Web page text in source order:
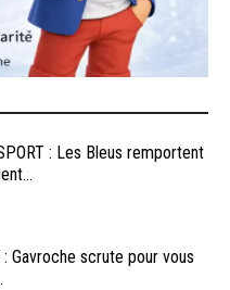
: Les Bleus remportent
: Gavroche scrute pour vous